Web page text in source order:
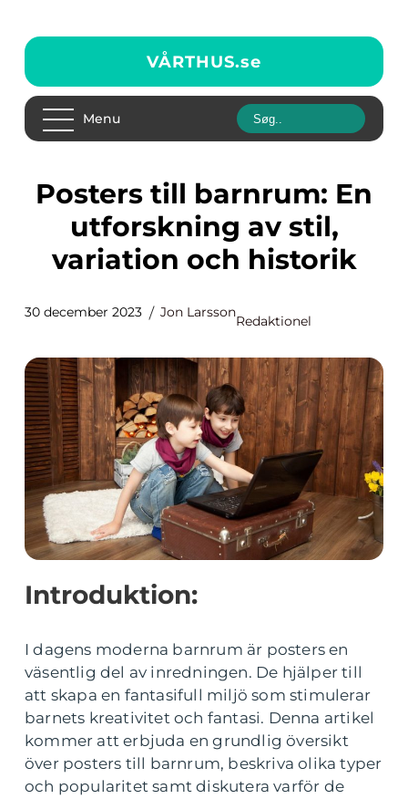
VÅRTHUS.se
Menu
Posters till barnrum: En
utforskning av stil,
variation och historik
30 december 2023 Jon Larsson
Redaktionel
Introduktion:
I dagens moderna barnrum är posters en
väsentlig del av inredningen. De hjälper till
att skapa en fantasifull miljö som stimulerar
barnets kreativitet och fantasi. Denna artikel
kommer att erbjuda en grundlig översikt
över posters till barnrum, beskriva olika typer
och popularitet samt diskutera varför de